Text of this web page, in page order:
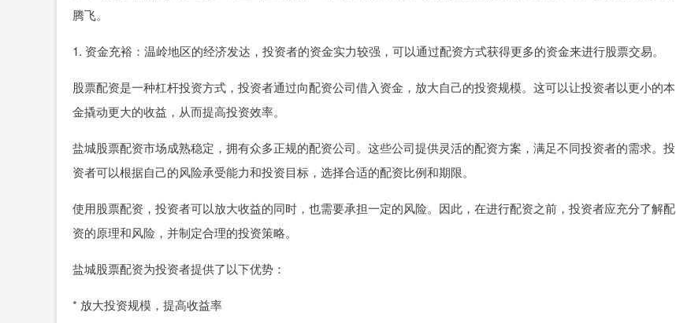
腾飞。
1. 资金充裕：温岭地区的经济发达，投资者的资金实力较强，可以通过配资方式获得更多的资金来进行股票交易。
股票配资是一种杠杆投资方式，投资者通过向配资公司借入资金，放大自己的投资规模。这可以让投资者以更小的本
金撬动更大的收益，从而提高投资效率。
盐城股票配资市场成熟稳定，拥有众多正规的配资公司。这些公司提供灵活的配资方案，满足不同投资者的需求。投
资者可以根据自己的风险承受能力和投资目标，选择合适的配资比例和期限。
使用股票配资，投资者可以放大收益的同时，也需要承担一定的风险。因此，在进行配资之前，投资者应充分了解配
资的原理和风险，并制定合理的投资策略。
盐城股票配资为投资者提供了以下优势：
* 放大投资规模，提高收益率